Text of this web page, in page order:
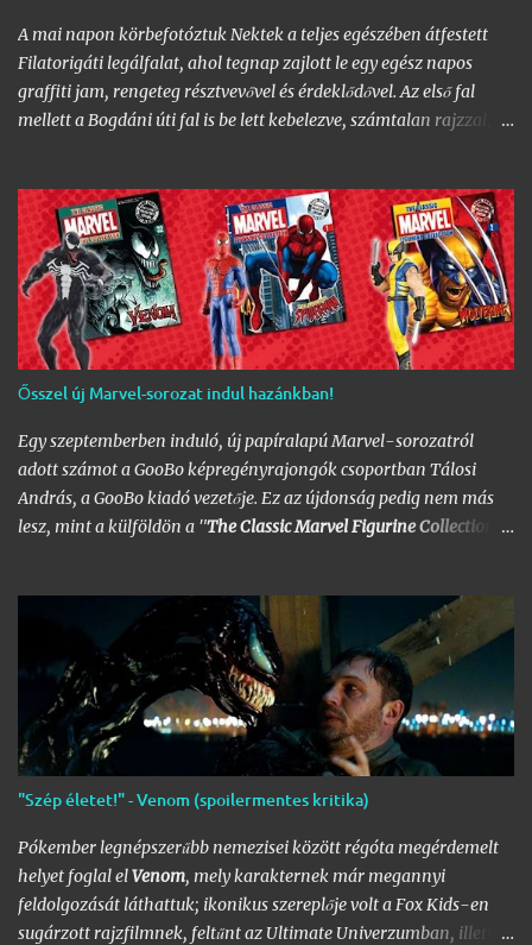
A mai napon körbefotóztuk Nektek a teljes egészében átfestett
Filatorigáti legálfalat, ahol tegnap zajlott le egy egész napos
graffiti jam, rengeteg résztvevővel és érdeklődővel. Az első fal
mellett a Bogdáni úti fal is be lett kebelezve, számtalan rajzzal, és
graffiti jam rajzaival!
Ősszel új Marvel-sorozat indul hazánkban!
Egy szeptemberben induló, új papíralapú Marvel-sorozatról
adott számot a GooBo képregényrajongók csoportban Tálosi
András, a GooBo kiadó vezetője. Ez az újdonság pedig nem más
lesz, mint a külföldön a "The Classic Marvel Figurine Collection
"
életpályájáról, egy róla mintázott ólomfigurával együtt.
Hazánkban már volt hasonló kaliberű próbálkozás a DC
figurákkal, de az a kísérlet hamar kudarcba fulladt, és kaszálták
a sorozatot. A kiadó ezúttal is az Eaglemoss lesz, a megjelenésre
pedig már nem is kell olyan sokat várnunk, alig néhány hét
múlva már a polcunkon tudhatjuk az első darabot. Az eredeti
sorozat 200 számot élt meg, ami azért nem kevés figurát jelent;
lehet készíteni hozzá az üres polcokat, melyek átrendezése már
így is folyamatosan borsot tör a képregényrajongók orra alá,
hála a Nagy DC- ésMarvel-Képregénygyűjteményegyre
nagyobb helyet igénylő …
"Szép életet!" - Venom (spoilermentes kritika)
Pókember legnépszerűbb nemezisei között régóta megérdemelt
helyet foglal elVenom, mely karakternek már megannyi
feldolgozását láthattuk; ikonikus szereplője volt a Fox Kids-en
sugárzott rajzfilmnek, feltűnt az Ultimate Univerzumban, illetve